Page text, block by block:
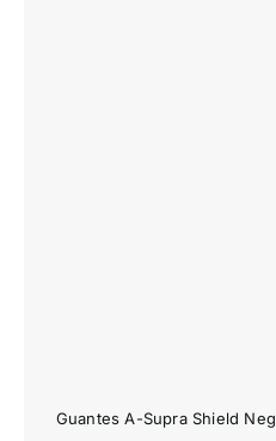
Guantes A-Supra Shield Neg